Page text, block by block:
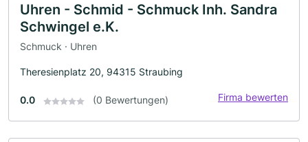
Uhren - Schmid - Schmuck Inh. Sandra
Schwingel e.K.
Schmuck · Uhren
Theresienplatz 20, 94315 Straubing
0.0 (0 Bewertungen) Firma bewerten